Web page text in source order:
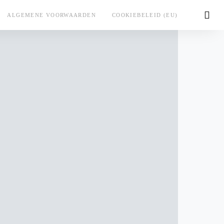
ALGEMENE VOORWAARDEN COOKIEBELEID (EU)